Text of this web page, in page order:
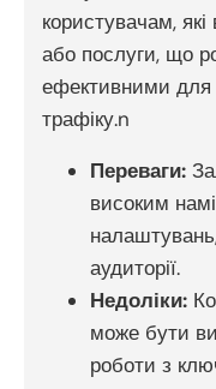
користувачам,
або послуги, що
ефективними для
трафіку.n
Переваги:
високим
аудиторії.
Недоліки:
може бути
роботи з